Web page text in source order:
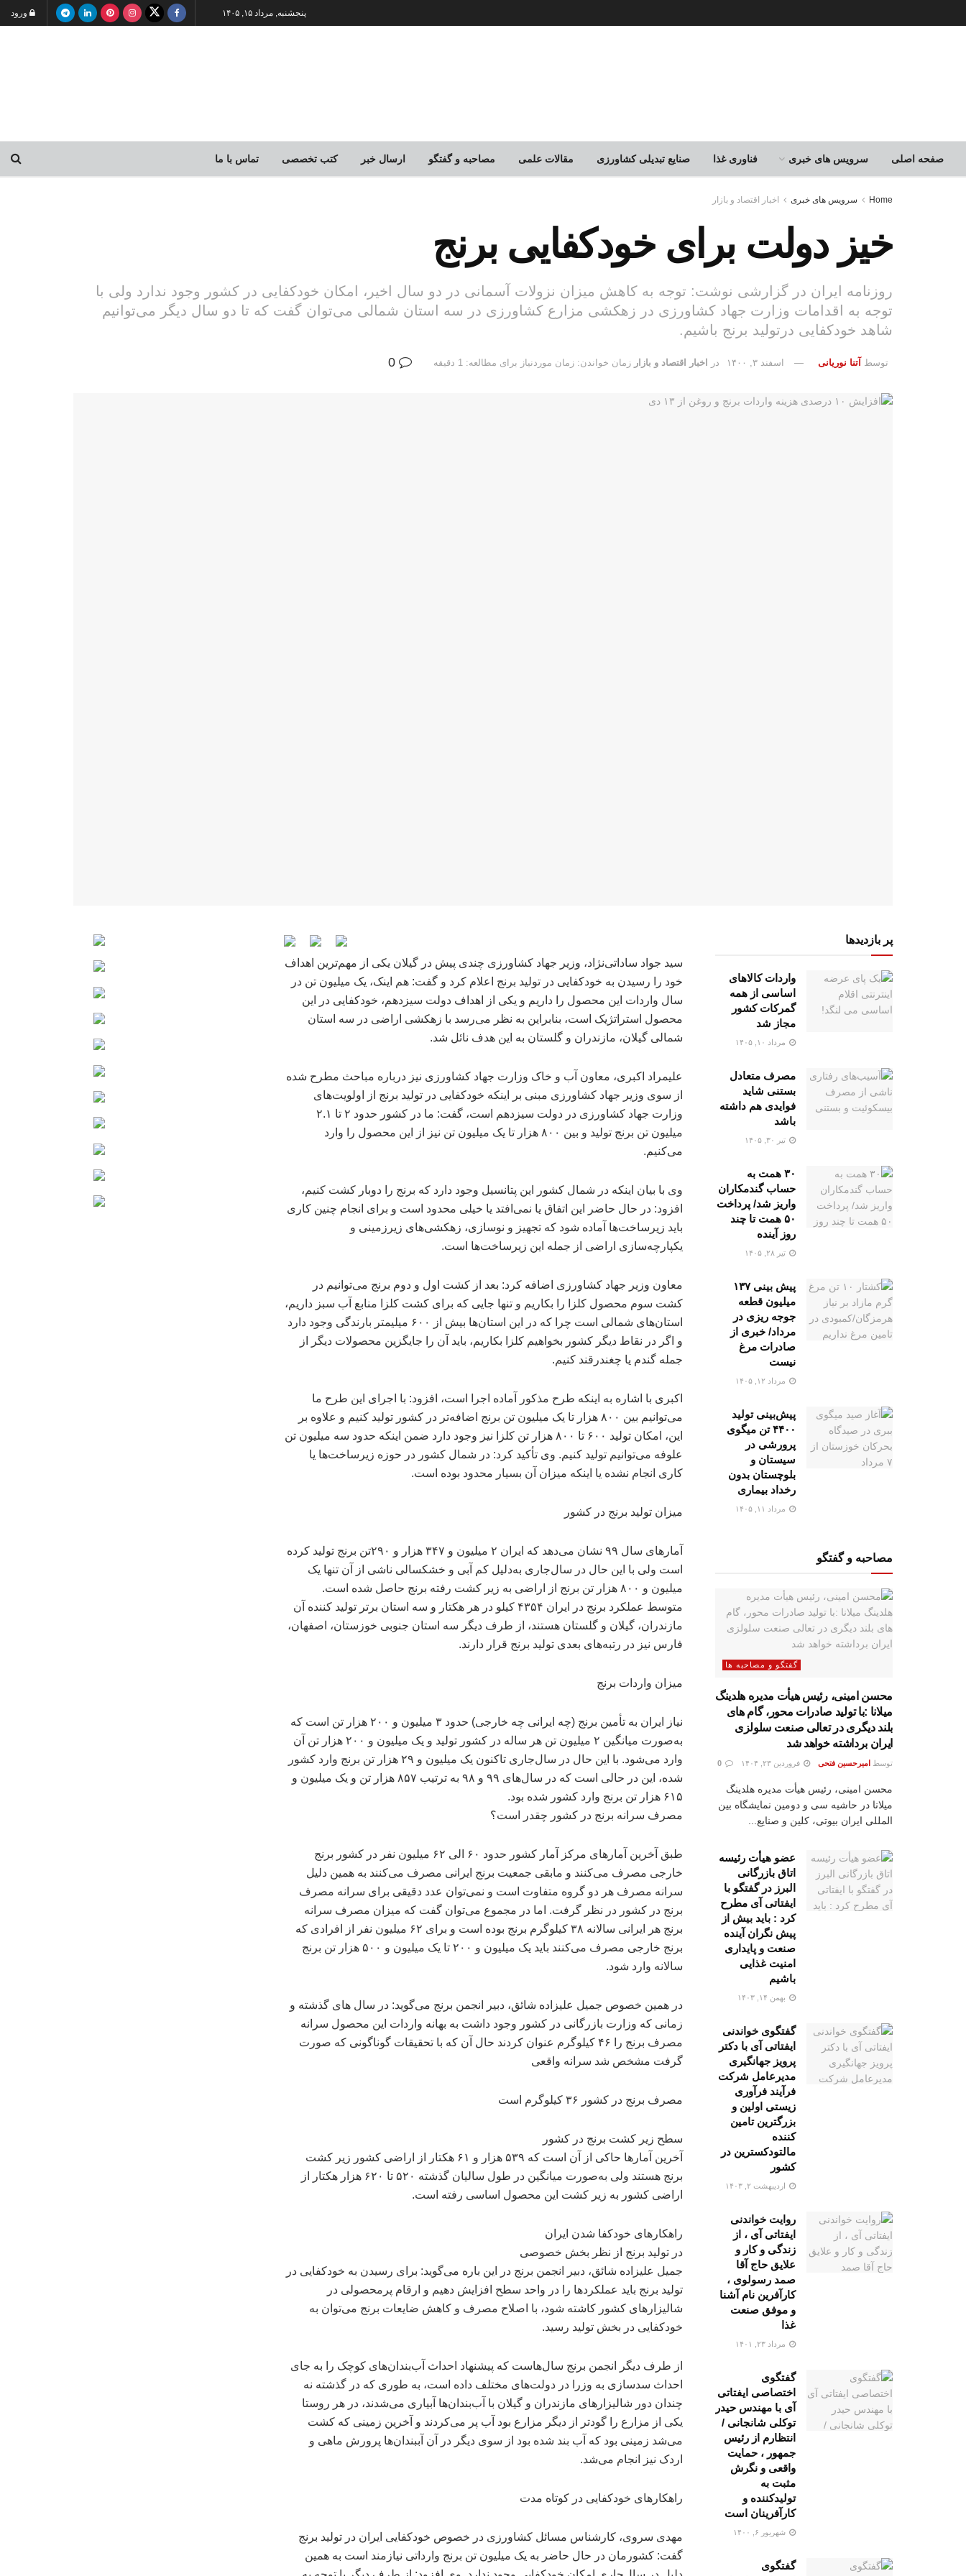
پنجشنبه, مرداد ۱۵, ۱۴۰۵ ورود
صفحه اصلی سرویس های خبری فناوری غذا صنایع تبدیلی کشاورزی مقالات علمی مصاحبه و گفتگو ارسال خبر کتب تخصصی تماس با ما
Home سرویس های خبری اخبار اقتصاد و بازار
خیز دولت برای خودکفایی برنج
روزنامه ایران در گزارشی نوشت: توجه به کاهش میزان نزولات آسمانی در دو سال اخیر، امکان خودکفایی در کشور وجود ندارد ولی با
توجه به اقدامات وزارت جهاد کشاورزی در زهکشی مزارع کشاورزی در سه استان شمالی می‌توان گفت که تا دو سال دیگر می‌توانیم
شاهد خودکفایی درتولید برنج باشیم.
توسط آتنا نوریانی اسفند ۳, ۱۴۰۰ در اخبار اقتصاد و بازار زمان خواندن: زمان موردنیاز برای مطالعه: 1 دقیقه
سید جواد ساداتی‌نژاد، وزیر جهاد کشاورزی چندی پیش در گیلان یکی از مهم‌ترین اهداف
خود را رسیدن به خودکفایی در تولید برنج اعلام کرد و گفت: هم اینک، یک میلیون تن در
سال واردات این محصول را داریم و یکی از اهداف دولت سیزدهم، خودکفایی در این
محصول استراتژیک است، بنابراین به نظر می‌رسد با زهکشی اراضی در سه استان
شمالی گیلان، مازندران و گلستان به این هدف نائل شد.
علیمراد اکبری، معاون آب و خاک وزارت جهاد کشاورزی نیز درباره مباحث مطرح شده
از سوی وزیر جهاد کشاورزی مبنی بر اینکه خودکفایی در تولید برنج از اولویت‌های
وزارت جهاد کشاورزی در دولت سیزدهم است، گفت: ما در کشور حدود ۲ تا ۲.۱
میلیون تن برنج تولید و بین ۸۰۰ هزار تا یک میلیون تن نیز از این محصول را وارد
می‌کنیم.
وی با بیان اینکه در شمال کشور این پتانسیل وجود دارد که برنج را دوبار کشت کنیم،
افزود: در حال حاضر این اتفاق یا نمی‌افتد یا خیلی محدود است و برای انجام چنین کاری
باید زیرساخت‌ها آماده شود که تجهیز و نوسازی، زهکشی‌های زیرزمینی و
یکپارچه‌سازی اراضی از جمله این زیرساخت‌ها است.
معاون وزیر جهاد کشاورزی اضافه کرد: بعد از کشت اول و دوم برنج می‌توانیم در
کشت سوم محصول کلزا را بکاریم و تنها جایی که برای کشت کلزا منابع آب سبز داریم،
استان‌های شمالی است چرا که در این استان‌ها بیش از ۶۰۰ میلیمتر بارندگی وجود دارد
و اگر در نقاط دیگر کشور بخواهیم کلزا بکاریم، باید آن را جایگزین محصولات دیگر از
جمله گندم یا چغندرقند کنیم.
اکبری با اشاره به اینکه طرح مذکور آماده اجرا است، افزود: با اجرای این طرح ما
می‌توانیم بین ۸۰۰ هزار تا یک میلیون تن برنج اضافه‌تر در کشور تولید کنیم و علاوه بر
این، امکان تولید ۶۰۰ تا ۸۰۰ هزار تن کلزا نیز وجود دارد ضمن اینکه حدود سه میلیون تن
علوفه می‌توانیم تولید کنیم. وی تأکید کرد: در شمال کشور در حوزه زیرساخت‌ها یا
کاری انجام نشده یا اینکه میزان آن بسیار محدود بوده است.
میزان تولید برنج در کشور
آمارهای سال ۹۹ نشان می‌دهد که ایران ۲ میلیون و ۳۴۷ هزار و ۲۹۰تن برنج تولید کرده
است ولی با این حال در سال‌جاری به‌دلیل کم آبی و خشکسالی ناشی از آن تنها یک
میلیون و ۸۰۰ هزار تن برنج از اراضی به زیر کشت رفته برنج حاصل شده است.
متوسط عملکرد برنج در ایران ۴۳۵۴ کیلو در هر هکتار و سه استان برتر تولید کننده آن
مازندران، گیلان و گلستان هستند، از طرف دیگر سه استان جنوبی خوزستان، اصفهان،
فارس نیز در رتبه‌های بعدی تولید برنج قرار دارند.
میزان واردات برنج
نیاز ایران به تأمین برنج (چه ایرانی چه خارجی) حدود ۳ میلیون و ۲۰۰ هزار تن است که
به‌صورت میانگین ۲ میلیون تن هر ساله در کشور تولید و یک میلیون و ۲۰۰ هزار تن آن
وارد می‌شود. با این حال در سال‌جاری تاکنون یک میلیون و ۲۹ هزار تن برنج وارد کشور
شده، این در حالی است که در سال‌های ۹۹ و ۹۸ به ترتیب ۸۵۷ هزار تن و یک میلیون و
۶۱۵ هزار تن برنج وارد کشور شده بود.
مصرف سرانه برنج در کشور چقدر است؟
طبق آخرین آمارهای مرکز آمار کشور حدود ۶۰ الی ۶۲ میلیون نفر در کشور برنج
خارجی مصرف می‌کنند و مابقی جمعیت برنج ایرانی مصرف می‌کنند به همین دلیل
سرانه مصرف هر دو گروه متفاوت است و نمی‌توان عدد دقیقی برای سرانه مصرف
برنج در کشور در نظر گرفت. اما در مجموع می‌توان گفت که میزان مصرف سرانه
برنج هر ایرانی سالانه ۳۸ کیلوگرم برنج بوده است و برای ۶۲ میلیون نفر از افرادی که
برنج خارجی مصرف می‌کنند باید یک میلیون و ۲۰۰ تا یک میلیون و ۵۰۰ هزار تن برنج
سالانه وارد شود.
در همین خصوص جمیل علیزاده شائق، دبیر انجمن برنج می‌گوید: در سال های گذشته و
زمانی که وزارت بازرگانی در کشور وجود داشت به بهانه واردات این محصول سرانه
مصرف برنج را ۴۶ کیلوگرم عنوان کردند حال آن که با تحقیقات گوناگونی که صورت
گرفت مشخص شد سرانه واقعی
مصرف برنج در کشور ۳۶ کیلوگرم است
سطح زیر کشت برنج در کشور
آخرین آمارها حاکی از آن است که ۵۳۹ هزار و ۶۱ هکتار از اراضی کشور زیر کشت
برنج‌ هستند ولی به‌صورت میانگین در طول سالیان گذشته ۵۲۰ تا ۶۲۰ هزار هکتار از
اراضی کشور به زیر کشت این محصول اساسی رفته است.
راهکارهای خودکفا شدن ایران
در تولید برنج از نظر بخش خصوصی
جمیل علیزاده شائق، دبیر انجمن برنج در این باره می‌گوید: برای رسیدن به خودکفایی در
تولید برنج باید عملکردها را در واحد سطح افزایش دهیم و ارقام پرمحصولی در
شالیزارهای کشور کاشته شود، با اصلاح مصرف و کاهش ضایعات برنج می‌توان به
خودکفایی در بخش تولید رسید.
از طرف دیگر انجمن برنج سال‌هاست که پیشنهاد احداث آب‌بندان‌های کوچک را به جای
احداث سدسازی به وزرا در دولت‌های مختلف داده است، به طوری که در گذشته نه
چندان دور شالیزارهای مازندران و گیلان با آب‌بندان‌ها آبیاری می‌شدند، در هر روستا
یکی از مزارع را گودتر از دیگر مزارع بود آب پر می‌کردند و آخرین زمینی که کشت
می‌شد زمینی بود که آب بند شده بود از سوی دیگر در آن آببندان‌ها پرورش ماهی و
اردک نیز انجام می‌شد.
راهکارهای خودکفایی در کوتاه مدت
مهدی سروی، کارشناس مسائل کشاورزی در خصوص خودکفایی ایران در تولید برنج
گفت: کشورمان در حال حاضر به یک میلیون تن برنج وارداتی نیازمند است به همین
پر بازدیدها
واردات کالاهای
اساسی از همه
گمرکات کشور
مجاز شد
مرداد ۱۰, ۱۴۰۵
مصرف متعادل
بستنی شاید
فوایدی هم داشته
باشد
تیر ۳۰, ۱۴۰۵
۳۰ همت به
حساب گندمکاران
واریز شد/ پرداخت
۵۰ همت تا چند
روز آینده
تیر ۲۸, ۱۴۰۵
پیش بینی ۱۳۷
میلیون قطعه
جوجه ریزی در
مرداد/ خبری از
صادرات مرغ
نیست
مرداد ۱۲, ۱۴۰۵
پیش‌بینی تولید
۴۴۰۰ تن میگوی
پرورشی در
سیستان و
بلوچستان بدون
رخداد بیماری
مرداد ۱۱, ۱۴۰۵
مصاحبه و گفتگو
گفتگو و مصاحبه ها
محسن امینی، رئیس هیأت مدیره هلدینگ
میلانا :با تولید صادرات محور، گام های
بلند دیگری در تعالی صنعت سلولزی
ایران برداشته خواهد شد
توسط امیرحسین فتحی فروردین ۲۳, ۱۴۰۴
محسن امینی، رئیس هیأت مدیره هلدینگ
میلانا در حاشیه سی و دومین نمایشگاه بین
المللی ایران بیوتی، کلین و صنایع...
عضو هیأت رئیسه
اتاق بازرگانی
البرز در گفتگو با
ایفتاتی آی مطرح
کرد : باید بیش از
پیش نگران آینده
صنعت و پایداری
امنیت غذایی
باشیم
بهمن ۱۴, ۱۴۰۳
گفتگوی خواندنی
ایفتاتی آی با دکتر
پرویز جهانگیری
مدیرعامل شرکت
فرآیند فرآوری
زیستی اولین و
بزرگترین تامین
کننده
مالتودکسترین در
کشور
اردیبهشت ۲, ۱۴۰۳
روایت خواندنی
ایفتاتی آی ، از
زندگی و کار و
علایق حاج آقا
صمد رسولوی ،
کارآفرین نام آشنا
و موفق صنعت
غذا
مرداد ۲۳, ۱۴۰۱
گفتگوی
اختصاصی ایفتاتی
آی با مهندس حیدر
توکلی شانجانی /
انتظارم از رئیس
جمهور ، حمایت
واقعی و نگرش
مثبت به
تولیدکننده و
کارآفرینان است
شهریور ۶, ۱۴۰۰
گفتگوی